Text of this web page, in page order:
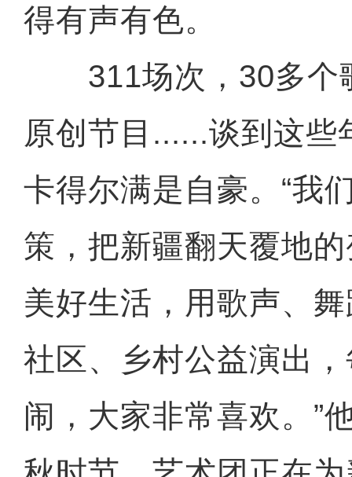
得有声有色。
311场次，30多个
原创节目......谈到这些
卡得尔满是自豪。“我
策，把新疆翻天覆地
美好生活，用歌声、
社区、乡村公益演出
闹，大家非常喜欢。”